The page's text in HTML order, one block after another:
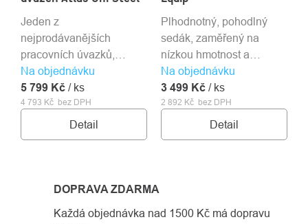
Na objednávku
4 793 Kč bez DPH
5 799 Kč / ks
Detail
Jeden z
nejprodávanějších
pracovních úvazků,
navržený pro maximální
bezpečnost, komfort a
efektivitu při práci ve
Na objednávku
2 892 Kč bez DPH
3 499 Kč / ks
Detail
Plhodnotný, pohodlný
sedák, zaměřený na
nízkou hmotnost a
všestranné využití.
DOPRAVA ZDARMA
Každá objednávka nad 1500 Kč má dopravu